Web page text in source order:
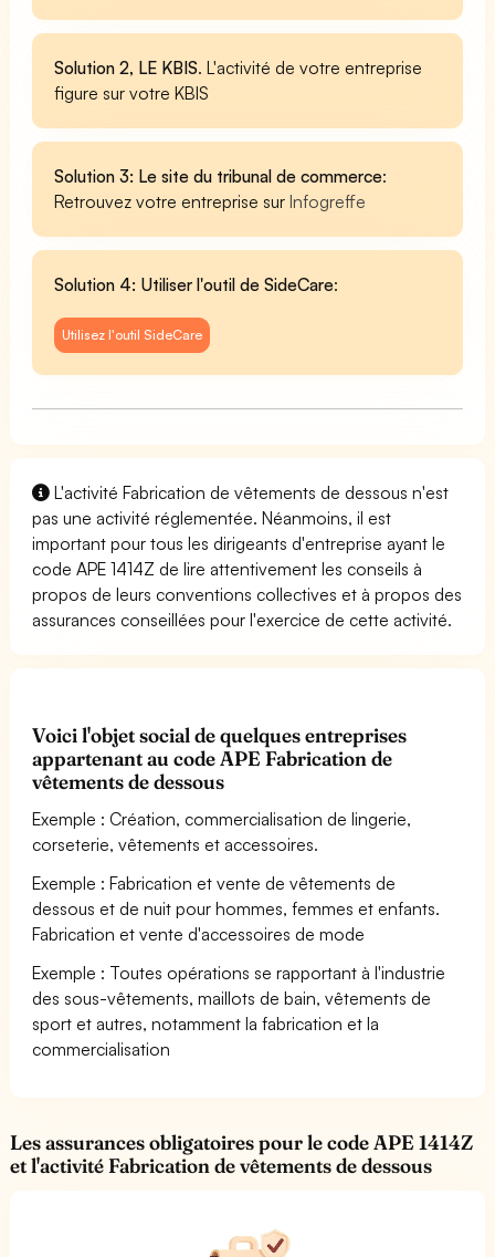
Solution 2, LE KBIS. L'activité de votre entreprise
figure sur votre KBIS
Solution 3: Le site du tribunal de commerce:
Retrouvez votre entreprise surInfogreffe
Solution 4: Utiliser l'outil de SideCare:
Utilisez l'outil SideCare
L'activité Fabrication de vêtements de dessous n'est
pas une activité réglementée. Néanmoins, il est
important pour tous les dirigeants d'entreprise ayant le
code APE 1414Z de lire attentivement les conseils à
propos de leurs conventions collectives et à propos des
assurances conseillées pour l'exercice de cette activité.
Voici l'objet social de quelques entreprises
appartenant au code APE Fabrication de
vêtements de dessous
Exemple : Création, commercialisation de lingerie,
corseterie, vêtements et accessoires.
Exemple : Fabrication et vente de vêtements de
dessous et de nuit pour hommes, femmes et enfants.
Fabrication et vente d'accessoires de mode
Exemple : Toutes opérations se rapportant à l'industrie
des sous-vêtements, maillots de bain, vêtements de
sport et autres, notamment la fabrication et la
commercialisation
Les assurances obligatoires pour le code APE 1414Z
et l'activité Fabrication de vêtements de dessous